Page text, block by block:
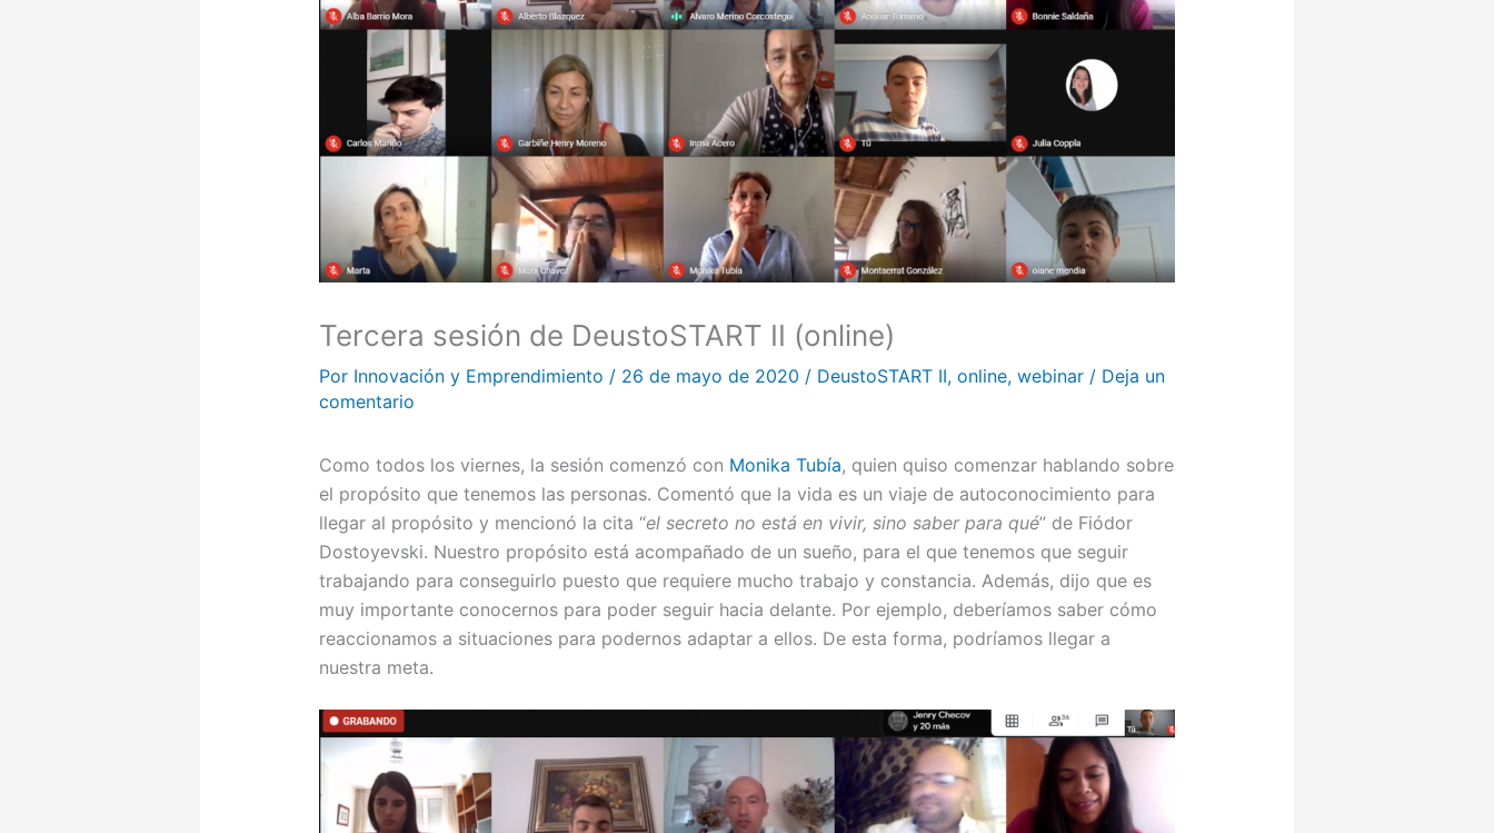
Tercera sesión de DeustoSTART II (online)
Por Innovación y Emprendimiento / 26 de mayo de 2020 / DeustoSTART II, online, webinar/ Deja un
comentario
Como todos los viernes, la sesión comenzó con Monika Tubía, quien quiso comenzar hablando sobre
el propósito que tenemos las personas. Comentó que la vida es un viaje de autoconocimiento para
llegar al propósito y mencionó la cita “el secreto no está en vivir, sino saber para qué” de Fiódor
Dostoyevski. Nuestro propósito está acompañado de un sueño, para el que tenemos que seguir
trabajando para conseguirlo puesto que requiere mucho trabajo y constancia. Además, dijo que es
muy importante conocernos para poder seguir hacia delante. Por ejemplo, deberíamos saber cómo
reaccionamos a situaciones para podernos adaptar a ellos. De esta forma, podríamos llegar a
nuestra meta.